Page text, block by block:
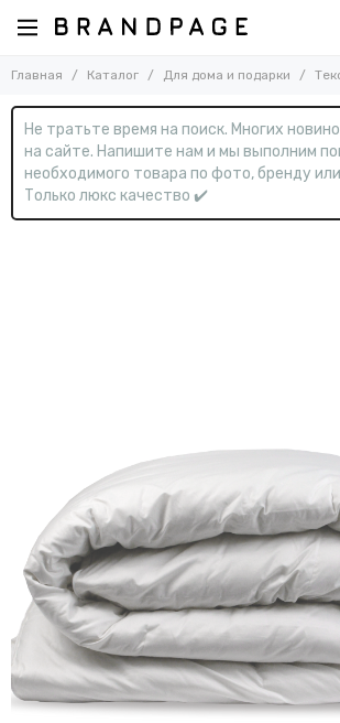
Назад
Для дома и подарки
Смотреть все товары
Текстиль
Назад
Текстиль
Смотреть все товары
Одеяла
Пледы
Подушки
Полотенца
Офисные товары и подарки
Главная Каталог Для дома и подарки
Не тратьте время на поиск. Многих
на сайте. Напишите нам и мы выполним
необходимого товара по фото, бренду
Только люкс качество ✔️